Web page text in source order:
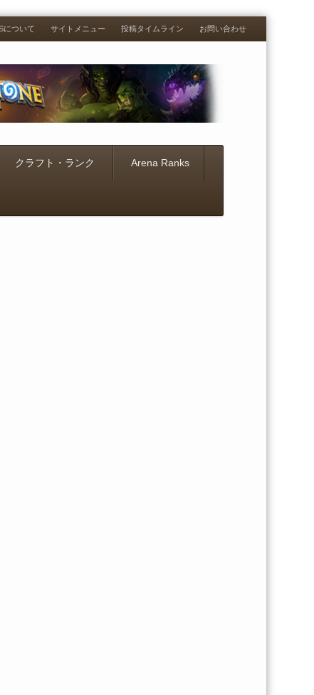
について サイトメニュー 投稿タイムライン お問い合わせ
クラフト・ランク Arena Ranks